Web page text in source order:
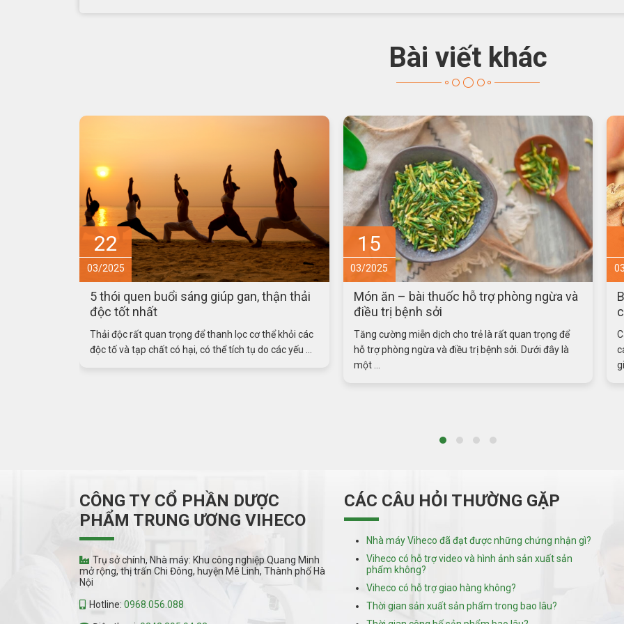
Bài viết khác
15
03/2025
Món ăn – bài thuốc hỗ trợ phòng ngừa và
điều trị bệnh sởi
Tăng cường miễn dịch cho trẻ là rất quan trọng để
hỗ trợ phòng ngừa và điều trị bệnh sởi. Dưới đây là
4
03/2025
Bài thuốc từ cá ngựa bổ dưỡng, tăng
cường sức khỏe
Cá ngựa là một vị thuốc bổ dưỡng chứa nhiều protid,
các hoạt chất dạng estrogen, androgen, có tác dụng
giống như ...
CÔNG TY CỔ PHẦN DƯỢC
PHẨM TRUNG ƯƠNG VIHECO
Trụ sở chính, Nhà máy: Khu công nghiệp Quang Minh
mở rộng, thị trấn Chi Đông, huyện Mê Linh, Thành phố Hà
Nội
Hotline: 0968.056.088
CÁC CÂU HỎI THƯỜNG GẶP
Nhà máy Viheco đã đạt được những chứng nhận gì?
Viheco có hỗ trợ video và hình ảnh sản xuất sản
phẩm không?
Viheco có hỗ trợ giao hàng không?
Thời gian sản xuất sản phẩm trong bao lâu?